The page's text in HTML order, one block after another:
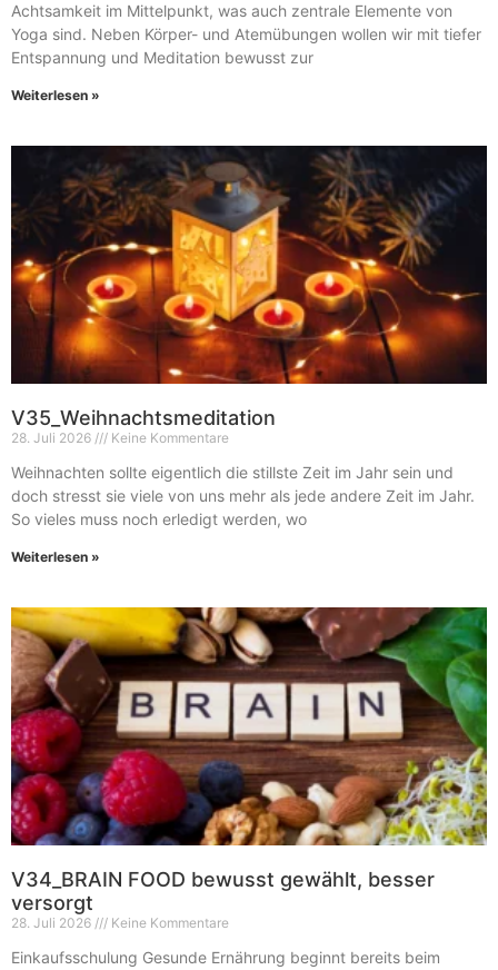
Achtsamkeit im Mittelpunkt, was auch zentrale Elemente von
Yoga sind. Neben Körper- und Atemübungen wollen wir mit tiefer
Entspannung und Meditation bewusst zur
Weiterlesen »
V35_Weihnachtsmeditation
28. Juli 2026 Keine Kommentare
Weihnachten sollte eigentlich die stillste Zeit im Jahr sein und
doch stresst sie viele von uns mehr als jede andere Zeit im Jahr.
So vieles muss noch erledigt werden, wo
Weiterlesen »
V34_BRAIN FOOD bewusst gewählt, besser
versorgt
28. Juli 2026 Keine Kommentare
Einkaufsschulung Gesunde Ernährung beginnt bereits beim